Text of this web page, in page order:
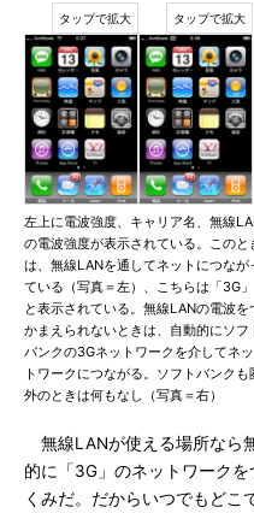
左上に電波強度、キャリア名、無線
の電波強度が表示されている。このと
は、無線LANを通してネットにつなが
ている（写真＝左）、こちらは「3G」
と表示されている。無線LANの電波を
かまえられないときは、自動的にソフ
バンクの3Gネットワークを介してネッ
トワークにつながる。ソフトバンクも
外のときは何もなし（写真＝右）
無線LANが使える場所なら
的に「3G」のネットワーク
くみだ。だからいつでもどこ